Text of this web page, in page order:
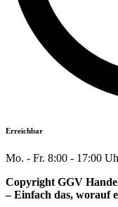
Erreichbar
Mo. - Fr. 8:00 - 17:00
Copyright GGV
– Einfach das, worauf